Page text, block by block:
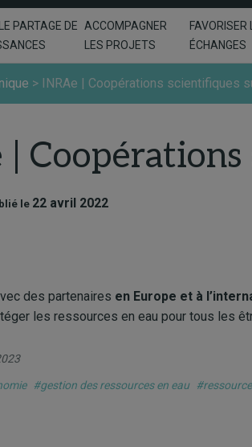
PARTAGE DE
ACCOMPAGNER
LES PROJETS
FAVORISER
ÉCHANGES
> INRAe | Coopérations scientifiques
|
le 22 avril 2022
des partenaires en Europe et à
les ressources en eau pour tous les
#gestion des ressources en eau